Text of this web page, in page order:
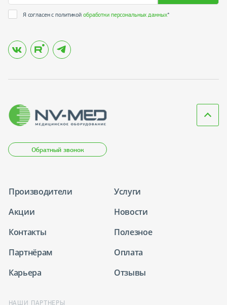
Я согласен с политикойобработки персональных данных*
Обратный звонок
Производители
Услуги
Акции
Новости
Контакты
Полезное
Партнёрам
Оплата
Карьера
Отзывы
НАШИ ПАРТНЕРЫ